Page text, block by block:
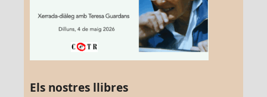
Els nostres llibres